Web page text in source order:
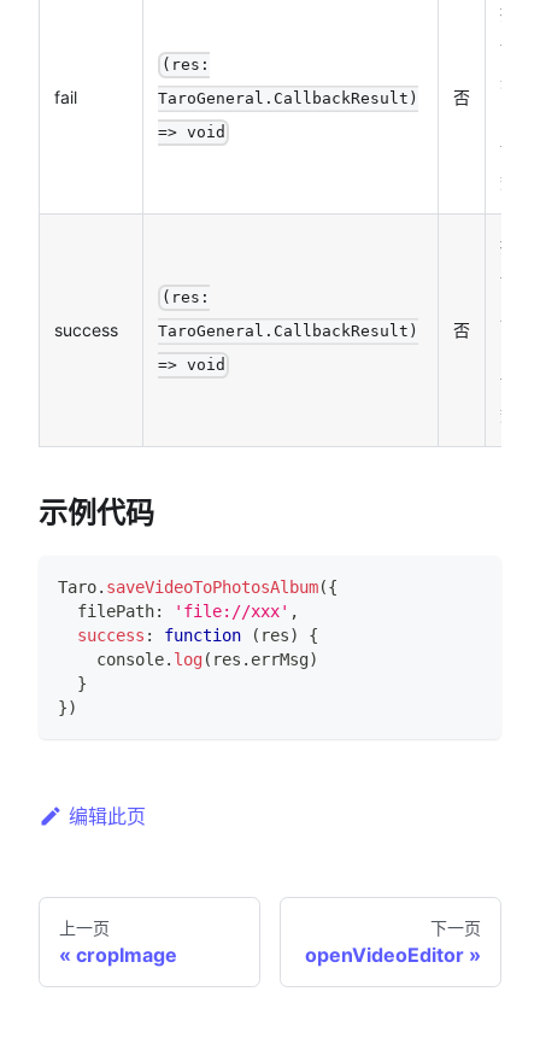
fail
(res:
TaroGeneral.CallbackResult)
=> void
否
接口
调用
失败
调函
数
success
(res:
TaroGeneral.CallbackResult)
=> void
否
接口
调用
调函
数
示例代码
Taro. saveVideoToPhotosAlbum({
  filePath
: 'file://xxx' ,
success : function ( res)
{
console. log( res . errMsg)
}
})
编辑此页
上一页
cropImage
下一页
openVideoEditor